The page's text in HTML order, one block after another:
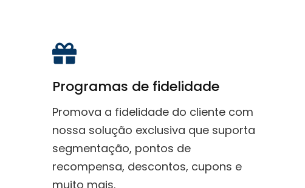
Programas de fidelidade
Promova a fidelidade do cliente com
nossa solução exclusiva que suporta
segmentação, pontos de
recompensa, descontos, cupons e
muito mais.